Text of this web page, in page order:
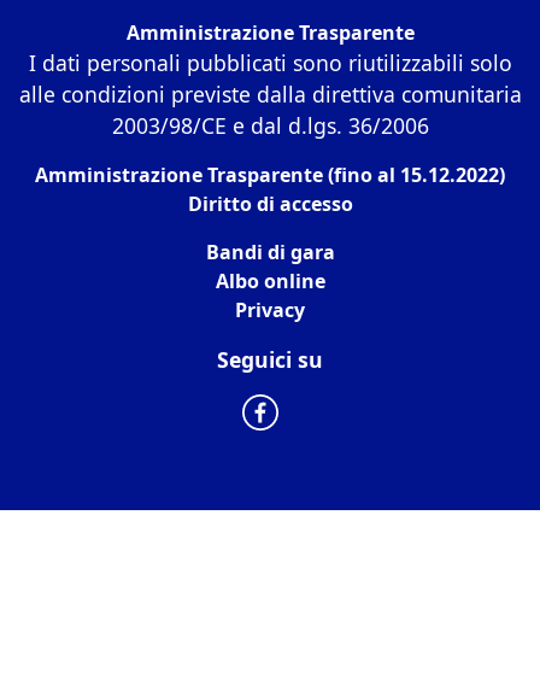
Amministrazione Trasparente
I dati personali pubblicati sono riutilizzabili solo
alle condizioni previste dalla direttiva comunitaria
2003/98/CE e dal d.lgs. 36/2006
Amministrazione Trasparente (fino al 15.12.2022)
Diritto di accesso
Bandi di gara
Albo online
Privacy
Seguici su